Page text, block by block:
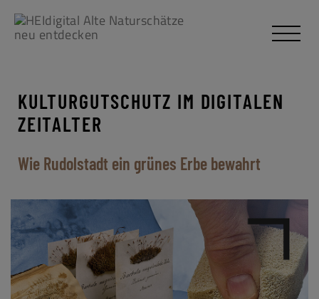
KULTURGUTSCHUTZ IM DIGITALEN
ZEITALTER
Wie Rudolstadt ein grünes Erbe bewahrt